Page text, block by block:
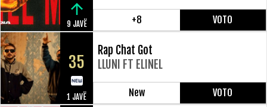
9 JAVË +8 VOTO
35
1 JAVË
Rap Chat Got
LLUNI FT ELINEL
New VOTO